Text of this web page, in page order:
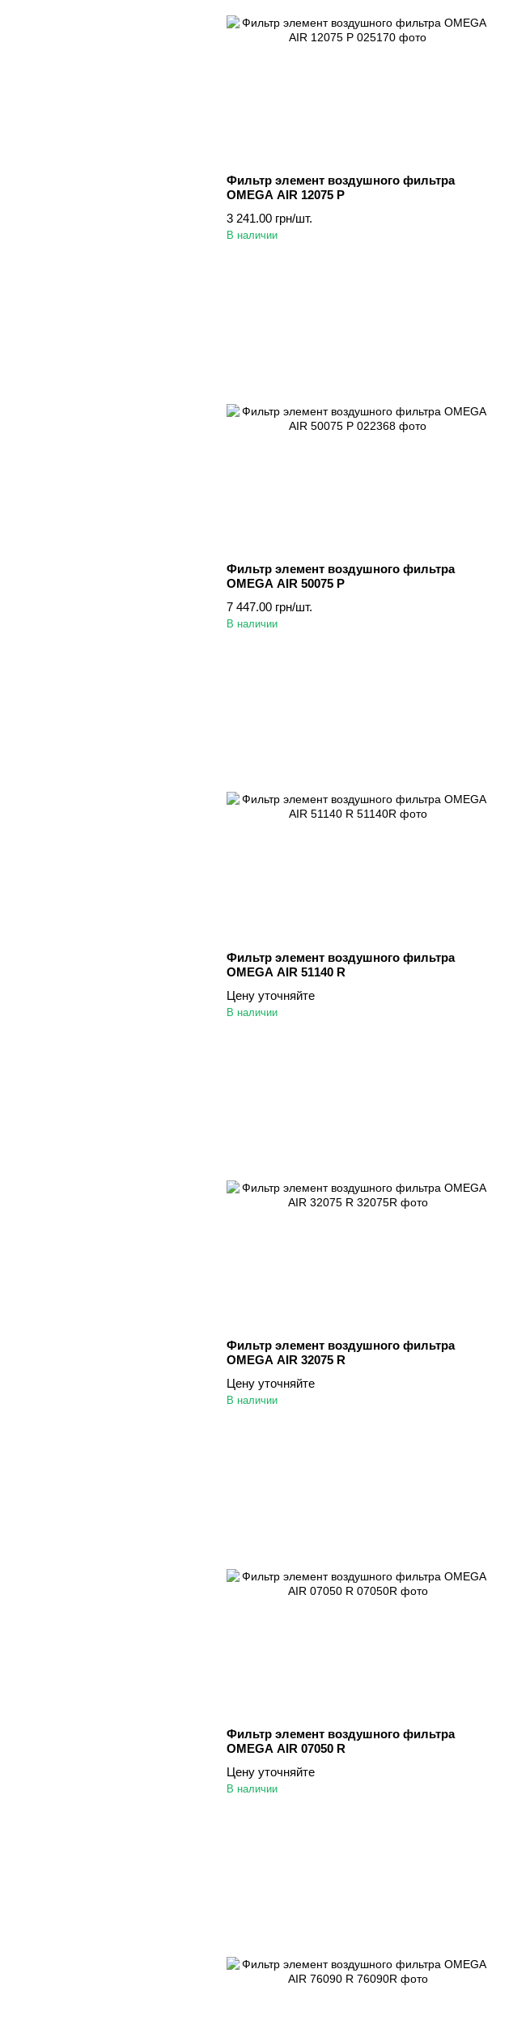
Фильтр элемент воздушного фильтра
OMEGA AIR 12075 P
3 241.00 грн/шт.
В наличии
Фильтр элемент воздушного фильтра
OMEGA AIR 50075 P
7 447.00 грн/шт.
В наличии
Фильтр элемент воздушного фильтра
OMEGA AIR 51140 R
Цену уточняйте
В наличии
Фильтр элемент воздушного фильтра
OMEGA AIR 32075 R
Цену уточняйте
В наличии
Фильтр элемент воздушного фильтра
OMEGA AIR 07050 R
Цену уточняйте
В наличии